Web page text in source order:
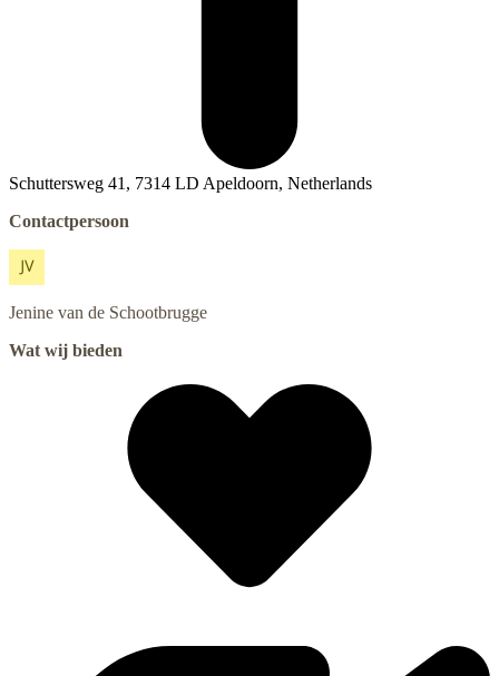
Schuttersweg 41, 7314 LD Apeldoorn, Netherlands
Contactpersoon
Jenine van de Schootbrugge
Wat wij bieden